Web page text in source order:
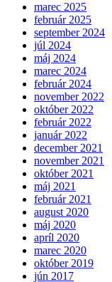
marec 2025
február 2025
september 2024
júl 2024
máj 2024
marec 2024
február 2024
november 2022
október 2022
február 2022
január 2022
december 2021
november 2021
október 2021
máj 2021
február 2021
august 2020
máj 2020
apríl 2020
marec 2020
október 2019
jún 2017